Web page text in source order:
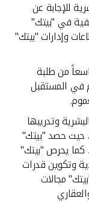
للإجابة عن
في "بيتك"
وإدارات "بيتك"
من طلبة
في المستقبل
.
وتدريبها
حيث حصد "بيتك"
كما يحرص "بيتك"
وتكوين قدرات
مجالات